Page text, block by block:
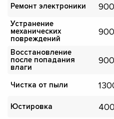
Ремонт электроники 900
Устранение
механических
повреждений
900
Восстановление
после попадания
влаги
900
Чистка от пыли
Юстировка 400